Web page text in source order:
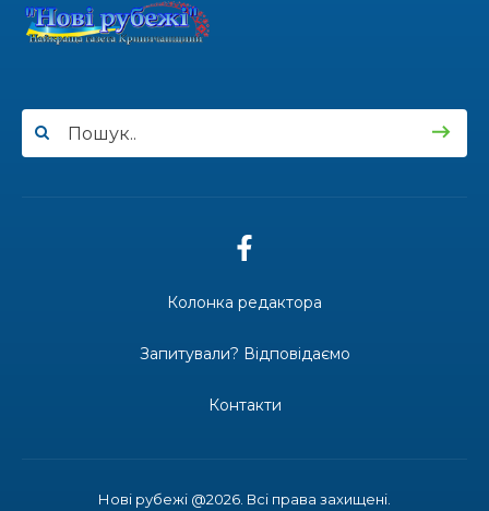
100-ий день народження відзначила
жителька Первозванівки Олена
16.07.2026
ДОЩІ СТРИМУЮТЬ ЖНИВА
громади мають регулярне
Нові рубежі @2026. Всі права захищені.
Колонка редактора
Запитували? Відповідаємо
Контакти